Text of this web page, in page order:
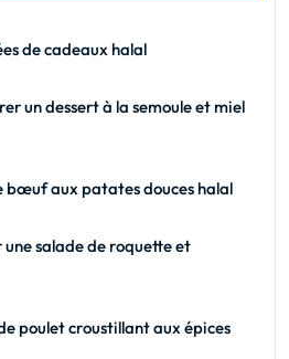
de cadeaux halal
un dessert à la semoule et miel
bœuf aux patates douces halal
salade de roquette et
poulet croustillant aux épices